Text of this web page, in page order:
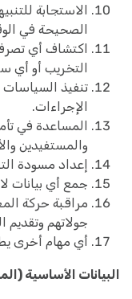
الاستجابة
الصحيحة في
اكتشاف أي
التخريب أو أي
تنفيذ السياسات
الإجراءات.
المساعدة في
والمستفيدين
إعداد مسودة
جمع أي بيانات
مراقبة حركة
جولاتهم وتقديم
أي مهام أخرى
البيانات الأساسية